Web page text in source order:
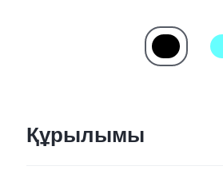
Құрылымы